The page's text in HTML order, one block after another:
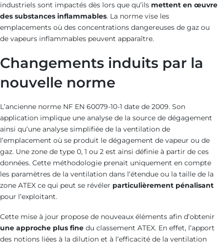
industriels sont impactés dès lors que qu’ils mettent en œuvre
des substances inflammables. La norme vise les
emplacements où des concentrations dangereuses de gaz ou
de vapeurs inflammables peuvent apparaître.
Changements induits par la
nouvelle norme
L’ancienne norme NF EN 60079-10-1 date de 2009. Son
application implique une analyse de la source de dégagement
ainsi qu’une analyse simplifiée de la ventilation de
l’emplacement où se produit le dégagement de vapeur ou de
gaz. Une zone de type 0, 1 ou 2 est ainsi définie à partir de ces
données. Cette méthodologie prenait uniquement en compte
les paramètres de la ventilation dans l’étendue ou la taille de la
zone ATEX ce qui peut se révéler particulièrement pénalisant
pour l’exploitant.
Cette mise à jour propose de nouveaux éléments afin d’obtenir
une approche plus fine du classement ATEX. En effet, l’apport
des notions liées à la dilution et à l’efficacité de la ventilation